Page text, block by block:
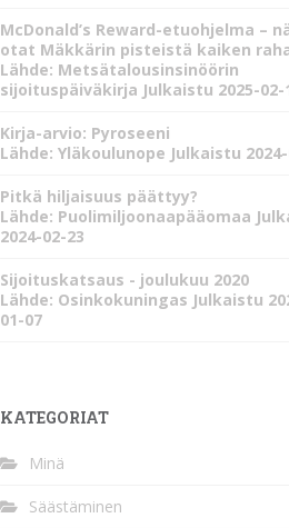
McDonald’s Reward-etuohjelma –
otat Mäkkärin pisteistä kaiken
Lähde: Metsätalousinsinöörin
sijoituspäiväkirja Julkaistu 2025-02-
Kirja-arvio: Pyroseeni
Lähde: Yläkoulunope Julkaistu
Pitkä hiljaisuus päättyy?
Lähde: Puolimiljoonaapääomaa
2024-02-23
Sijoituskatsaus - joulukuu 2020
Lähde: Osinkokuningas Julkaistu
01-07
KATEGORIAT
Minä
Säästäminen